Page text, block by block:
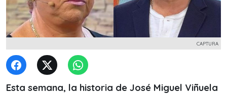
CAPTURA
Esta semana, la historia de José Miguel Viñuela